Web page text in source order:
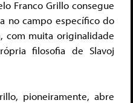
Franco Grillo consegue
no campo específico do
com muita originalidade
filosofia de Slavoj
pioneiramente, abre